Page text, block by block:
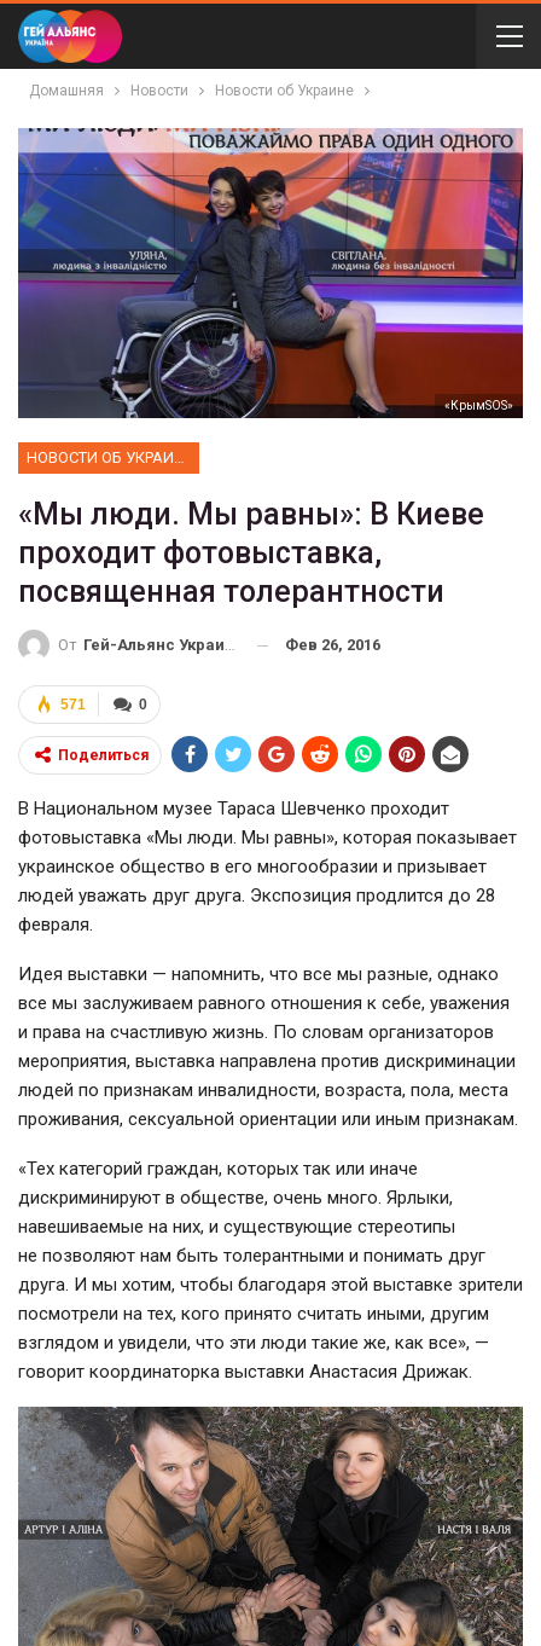
Домашняя Новости Новости об Украине
«КрымSOS»
«Мы люди. Мы равны»: В Киеве
проходит фотовыставка,
посвященная толерантности
От Гей-Альянс Украина Фев 26, 2016
0
571
Поделиться
В Национальном музее Тараса Шевченко проходит
фотовыставка «Мы люди. Мы равны», которая показывает
украинское общество в его многообразии и призывает
людей уважать друг друга. Экспозиция продлится до 28
февраля.
Идея выставки — напомнить, что все мы разные, однако
все мы заслуживаем равного отношения к себе, уважения
и права на счастливую жизнь. По словам организаторов
мероприятия, выставка направлена против дискриминации
людей по признакам инвалидности, возраста, пола, места
проживания, сексуальной ориентации или иным признакам.
«Тех категорий граждан, которых так или иначе
дискриминируют в обществе, очень много. Ярлыки,
навешиваемые на них, и существующие стереотипы
не позволяют нам быть толерантными и понимать друг
друга. И мы хотим, чтобы благодаря этой выставке зрители
посмотрели на тех, кого принято считать иными, другим
взглядом и увидели, что эти люди такие же, как все», —
говорит координаторка выставки Анастасия Дрижак.